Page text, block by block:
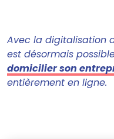
Avec la digitalisation
est désormais
domicilier son
entièrement en ligne.